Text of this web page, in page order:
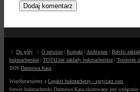
↑ Do góry | O serwisie | Kontakt | Archiwum | Betclic
bukmacherskie | TOTALbet zakłady bukmacherskie | Totolotek
2026 Darmowa Kasa
Współpracujemy z Legalni bukmacherzy - spryciarz.com
Serwis bukmacherski Darmowa Kasa skierowany jest wyłącznie